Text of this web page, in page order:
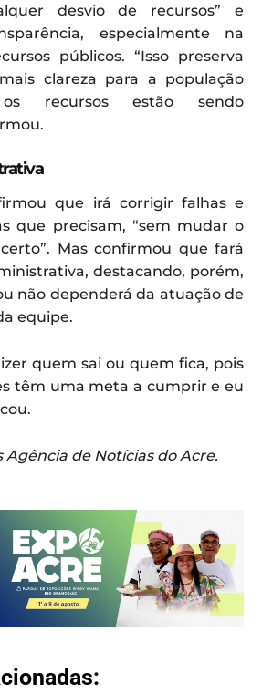
desvio de recursos” e
especialmente na
públicos. “Isso preserva
clareza para a população
recursos estão sendo
que irá corrigir falhas e
que precisam, “sem mudar o
Mas confirmou que fará
destacando, porém,
não dependerá da atuação de
equipe.
quem sai ou quem fica, pois
têm uma meta a cumprir e eu
Agência de Notícias do Acre.